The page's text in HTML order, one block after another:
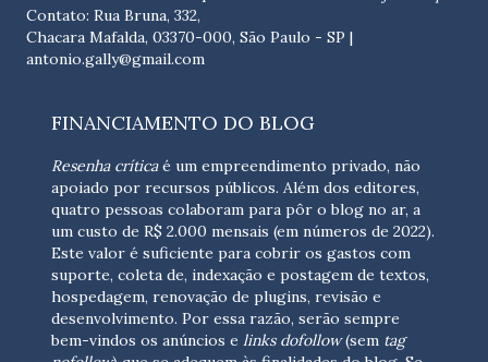
Contato: Rua Bruna, 332,
Chacara Mafalda, 03370-000, São Paulo - SP |
antonio.gally@gmail.com
FINANCIAMENTO DO BLOG
Resenha críticaé um empreendimento privado, não
apoiado por recursos públicos. Além dos editores,
quatro pessoas colaboram para pôr o blog no ar, a
um custo de R$ 2.000 mensais (em números de 2022).
Este valor é suficiente para cobrir os gastos com
suporte, coleta de, indexação e postagem de textos,
hospedagem, renovação de plugins, revisão e
desenvolvimento. Por essa razão, serão sempre
bem-vindos os anúncios e links dofollow(sem tag